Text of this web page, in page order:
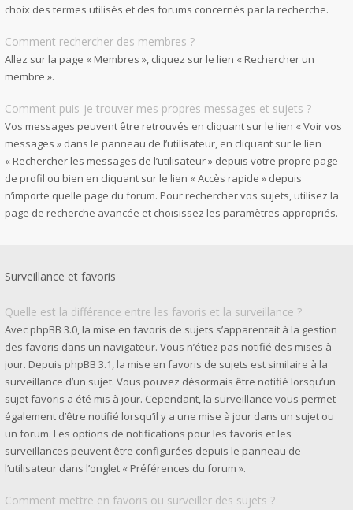
choix des termes utilisés et des forums concernés par la recherche.
Comment rechercher des membres ?
Allez sur la page « Membres », cliquez sur le lien « Rechercher un
membre ».
Comment puis-je trouver mes propres messages et sujets ?
Vos messages peuvent être retrouvés en cliquant sur le lien « Voir vos
messages » dans le panneau de l’utilisateur, en cliquant sur le lien
« Rechercher les messages de l’utilisateur » depuis votre propre page
de profil ou bien en cliquant sur le lien « Accès rapide » depuis
n’importe quelle page du forum. Pour rechercher vos sujets, utilisez la
page de recherche avancée et choisissez les paramètres appropriés.
Surveillance et favoris
Quelle est la différence entre les favoris et la surveillance ?
Avec phpBB 3.0, la mise en favoris de sujets s’apparentait à la gestion
des favoris dans un navigateur. Vous n’étiez pas notifié des mises à
jour. Depuis phpBB 3.1, la mise en favoris de sujets est similaire à la
surveillance d’un sujet. Vous pouvez désormais être notifié lorsqu’un
sujet favoris a été mis à jour. Cependant, la surveillance vous permet
également d’être notifié lorsqu’il y a une mise à jour dans un sujet ou
un forum. Les options de notifications pour les favoris et les
surveillances peuvent être configurées depuis le panneau de
l’utilisateur dans l’onglet « Préférences du forum ».
Comment mettre en favoris ou surveiller des sujets ?